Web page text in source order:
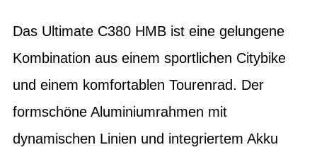
Das Ultimate C380 HMB ist eine gelungene
Kombination aus einem sportlichen Citybike
und einem komfortablen Tourenrad. Der
formschöne Aluminiumrahmen mit
dynamischen Linien und integriertem Akku